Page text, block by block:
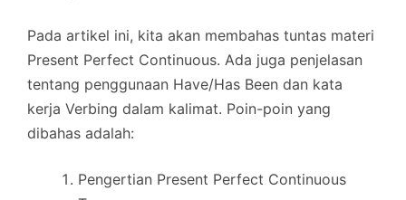
Pada artikel ini, kita akan membahas tuntas materi
Present Perfect Continuous. Ada juga penjelasan
tentang penggunaan Have/Has Been dan kata
kerja Verbing dalam kalimat. Poin-poin yang
dibahas adalah:
Pengertian Present Perfect Continuous